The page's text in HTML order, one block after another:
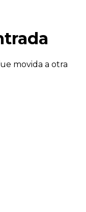
movida a otra